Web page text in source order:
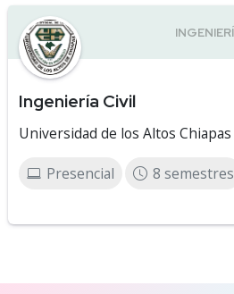
Ingeniería Civil
Universidad de los Altos Chiapas
Presencial 8 semestres